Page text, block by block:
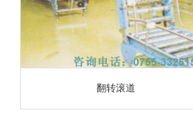
翻转滚道